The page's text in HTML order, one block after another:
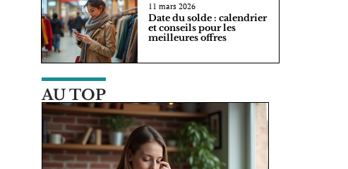
11 mars 2026
Date du solde : calendrier
et conseils pour les
meilleures offres
AU TOP